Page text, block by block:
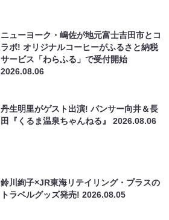
ニューヨーク・嶋佐が地元富士吉田市とコ
ラボ! オリジナルコーヒーがふるさと納税
サービス「わらふる」で受付開始
2026.08.06
丹生明里がゲスト出演! パンサー向井＆長
田『くるま温泉ちゃんねる』2026.08.06
鈴川絢子×JR東海リテイリング・プラスの
トラベルグッズ発売!2026.08.05